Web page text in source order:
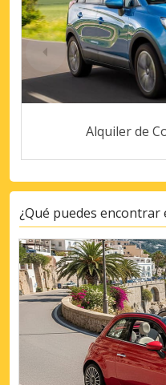
Alquiler de
¿Qué puedes encontrar